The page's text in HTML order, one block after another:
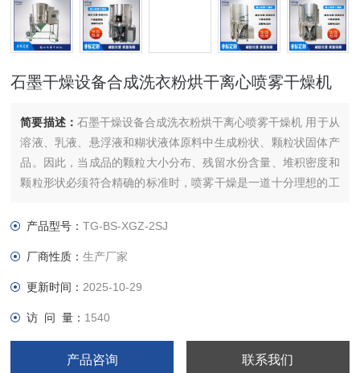
石墨干燥设备合成洗衣粉烘干离心喷雾干燥机
简要描述： 石墨干燥设备合成洗衣粉烘干离心喷雾干燥机 用于从
溶液、乳液、悬浮液和糊状液体原料中生成粉状、颗粒状固体产
品。因此，当成品的颗粒大小分布、残留水份含量、堆积密度和
颗粒形状必须符合精确的标准时，喷雾干燥是一道十分理想的工
产品型号：TG-BS-XGZ-2SJ
厂商性质：生产厂家
更新时间： 2025-10-29
访 问 量： 1540
产品咨询 联系我们